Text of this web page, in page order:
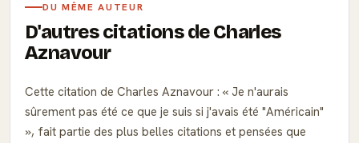
DU MÊME AUTEUR
D'autres citations de Charles
Aznavour
Cette citation de Charles Aznavour :
Je n'aurais
sûrement pas été ce que je suis si j'avais été "Américain"
, fait partie des plus belles citations et pensées que